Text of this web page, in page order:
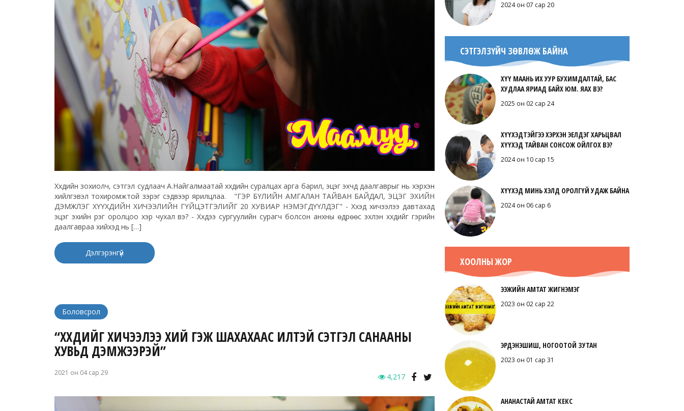
Хүүхдийн зохиолч, сэтгэл судлаач А.Найгалмаатай хүүхдийн суралцах арга барил, эцэг эхчүүд даалгаврыг нь хэрхэн
хийлгэвэл тохиромжтой зэрэг сэдвээр ярилцлаа. "ГЭР БҮЛИЙН АМГАЛАН ТАЙВАН БАЙДАЛ, ЭЦЭГ ЭХИЙН
ДЭМЖЛЭГ ХҮҮХДИЙН ХИЧЭЭЛИЙН ГҮЙЦЭТГЭЛИЙГ 20 ХУВИАР НЭМЭГДҮҮЛДЭГ" - Хүүхэд хичээлээ давтахад
эцэг эхийн үүрэг оролцоо хэр чухал вэ? - Хүүхдээ сургуулийн сурагч болсон анхны өдрөөс эхлэн хүүхдийг гэрийн
даалгавраа хийхэд нь […]
Дэлгэрэнгүй
Боловсрол
“ХҮҮХДИЙГ ХИЧЭЭЛЭЭ ХИЙ ГЭЖ ШАХАХААС ИЛҮҮТЭЙ СЭТГЭЛ САНААНЫ
ХУВЬД ДЭМЖЭЭРЭЙ”
2021 он 04 сар 29 4,217
2024 он 07 сар 20
СЭТГЭЛЗҮЙЧ ЗӨВЛӨЖ БАЙНА
ХҮҮ МААНЬ ИХ УУР БУХИМДАЛТАЙ, БАС
ХУДЛАА ЯРИАД БАЙХ ЮМ. ЯАХ ВЭ?
2025 он 02 сар 24
ХҮҮХЭДТЭЙГЭЭ ХЭРХЭН ЭЕЛДЭГ ХАРЬЦВАЛ
ХҮҮХЭД ТАЙВАН СОНСОЖ ОЙЛГОХ ВЭ?
2024 он 10 сар 15
ХҮҮХЭД МИНЬ ХЭЛД ОРОЛГҮЙ УДАЖ БАЙНА
2024 он 06 сар 6
ХООЛНЫ ЖОР
ЭЭЖИЙН АМТАТ ЖИГНЭМЭГ
2023 он 02 сар 22
ЭРДЭНЭШИШ, НОГООТОЙ ЗУТАН
2023 он 01 сар 31
АНАНАСТАЙ АМТАТ КЕКС